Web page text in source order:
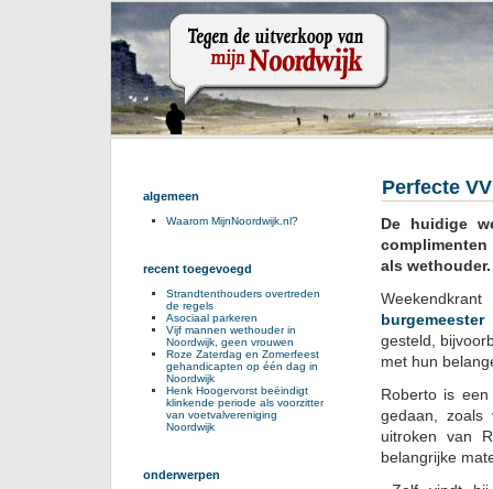
Perfecte
De huidige
als wethouder.
gesteld,
met hun
Roberto is
gedaan, zoals
uitroken van
belangrijke
algemeen
Waarom MijnNoordwijk.nl?
recent toegevoegd
Strandtenthouders overtreden
de regels
Asociaal parkeren
Vijf mannen wethouder in
Noordwijk, geen vrouwen
Roze Zaterdag en Zomerfeest
gehandicapten op één dag in
Noordwijk
Henk Hoogervorst beëindigt
klinkende periode als voorzitter
van voetvalvereniging
Noordwijk
onderwerpen